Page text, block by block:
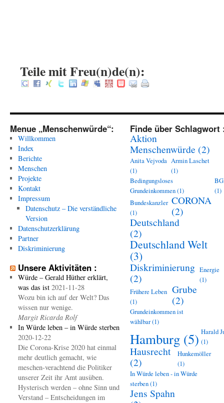
Teile mit Freu(n)de(n):
Menue „Menschenwürde“:
Willkommen
Index
Berichte
Menschen
Projekte
Kontakt
Impressum
Datenschutz – Die verständliche
Version
Datenschutzerklärung
Partner
Diskriminierung
Unsere Aktivitäten :
Würde – Gerald Hüther erklärt,
was das ist 2021-11-28
Wozu bin ich auf der Welt? Das
wissen nur wenige.
Margit Ricarda Rolf
In Würde leben – in Würde sterben
2020-12-22
Die Corona-Krise 2020 hat einmal
mehr deutlich gemacht, wie
meschen-verachtend die Politiker
unserer Zeit ihr Amt ausüben.
Hysterisch werden – ohne Sinn und
Verstand – Entscheidungen im
Finde über Schlagwort
Aktion
Menschenwürde (2)
Anita Vejvoda
(1)
Armin Laschet
(1)
Bedingungsloses
Grundeinkommen(1)
(1)
Bundeskanzler
(1)
CORONA
(2)
Deutschland
(2)
Deutschland Welt
(3)
Diskriminierung
(2)
Energie
(1)
Frühere Leben
(1)
Grube
(2)
Grundeinkommen ist
wählbar(1)
Hamburg (5) Harald
(1)
Hausrecht
(2)
Hunkemöller
(1)
In Würde leben - in Würde
sterben(1)
Jens Spahn